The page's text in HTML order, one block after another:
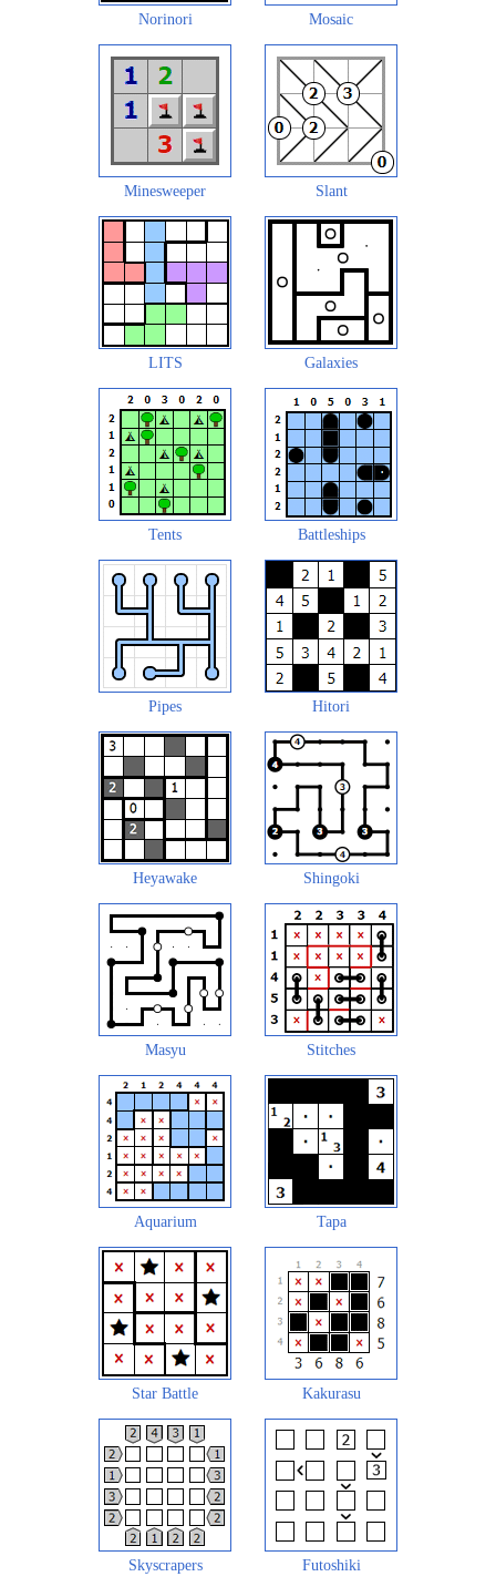
Norinori Mosaic
Minesweeper Slant
LITS Galaxies
Tents Battleships
Pipes Hitori
Heyawake Shingoki
Masyu Stitches
Aquarium Tapa
Star Battle Kakurasu
Skyscrapers Futoshiki